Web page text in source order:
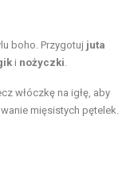
boho. Przygotuj juta
i nożyczki
włóczkę na igłę, aby
mięsistych pętelek.